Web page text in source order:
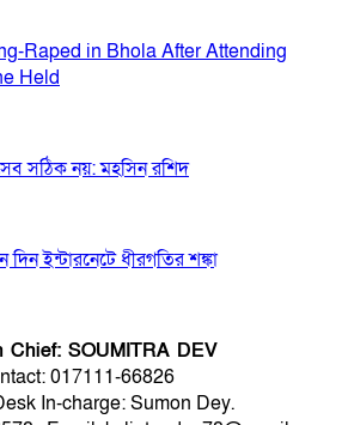
Raped in Bhola After Attending
Held
সঠিক নয়: মহসিন রশিদ
ইন্টারনেটে ধীরগতির শঙ্কা
Chief: SOUMITRA DEV
017111-66826
In-charge: Sumon Dey.